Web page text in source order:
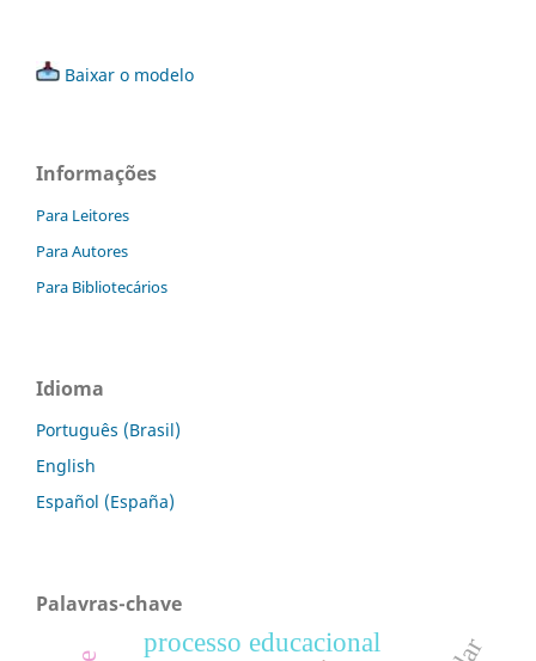
Baixar o modelo
Informações
Para Leitores
Para Autores
Para Bibliotecários
Idioma
Português (Brasil)
English
Español (España)
Palavras-chave
processo educacional